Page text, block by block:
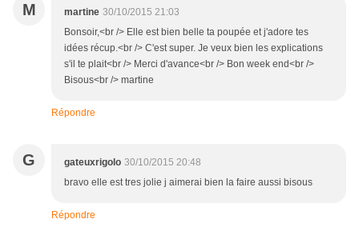
M martine 30/10/2015 21:03
Bonsoir,<br /> Elle est bien belle ta poupée et j'adore tes
idées récup.<br /> C'est super. Je veux bien les explications
s'il te plait<br /> Merci d'avance<br /> Bon week end<br />
Bisous<br /> martine
Répondre
G gateuxrigolo 30/10/2015 20:48
bravo elle est tres jolie j aimerai bien la faire aussi bisous
Répondre